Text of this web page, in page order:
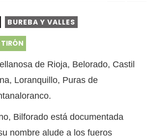
BUREBA Y VALLES
de Rioja, Belorado, Castil
Loranquillo, Puras de
Bilforado está documentada
nombre alude a los fueros